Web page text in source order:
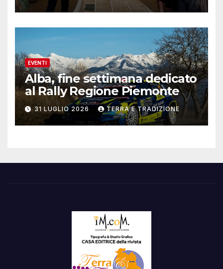
EVENTI
Alba, fine settimana dedicato
al Rally Regione Piemonte
31 LUGLIO 2026 TERRA E TRADIZIONE